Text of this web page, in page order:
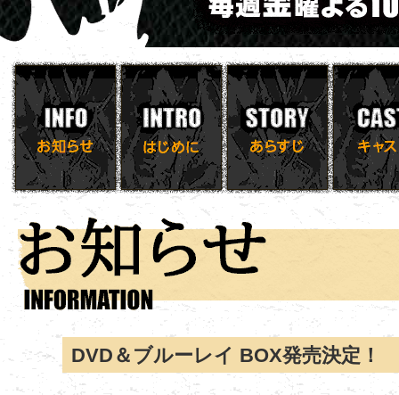
DVD＆ブルーレイ BOX発売決定！